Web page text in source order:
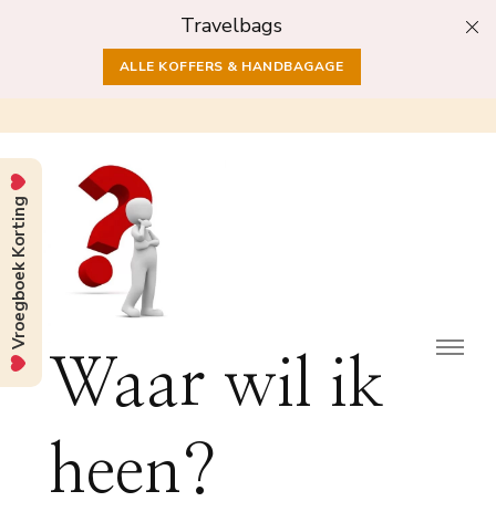
Travelbags
ALLE KOFFERS & HANDBAGAGE
Waar wil ik
heen?
Vroegboek Korting